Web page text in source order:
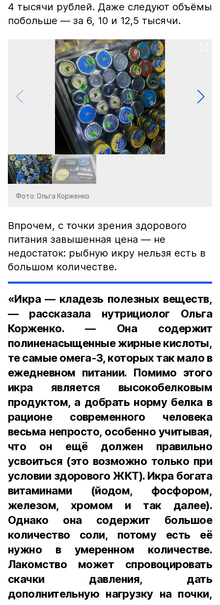
4 тысячи рублей. Даже следуют объёмы
побольше — за 6, 10 и 12,5 тысячи.
Фото: Ольга Корженко
Впрочем, с точки зрения здорового
питания завышенная цена — не
недостаток: рыбную икру нельзя есть в
большом количестве.
«Икра — кладезь полезных веществ,
— рассказала нутрициолог Ольга
Корженко. — Она содержит
полиненасыщенные жирные кислоты,
те самые омега-3, которых так мало в
ежедневном питании. Помимо этого
икра является высокобелковым
продуктом, а добрать норму белка в
рационе современного человека
весьма непросто, особенно учитывая,
что он ещё должен правильно
усвоиться (это возможно только при
условии здорового ЖКТ). Икра богата
витаминами (йодом, фосфором,
железом, хромом и так далее).
Однако она содержит большое
количество соли, потому есть её
нужно в умеренном количестве.
Лакомство может спровоцировать
скачки давления, дать
дополнительную нагрузку на почки,